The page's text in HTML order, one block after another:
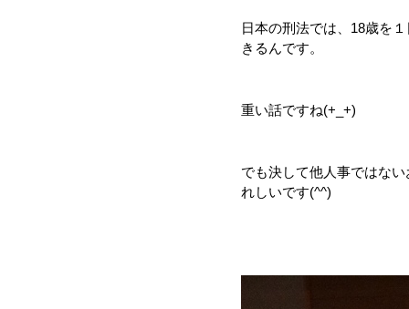
日本の刑法では、18歳を
きるんです。
重い話ですね(+_+)
でも決して他人事ではな
れしいです(^^)